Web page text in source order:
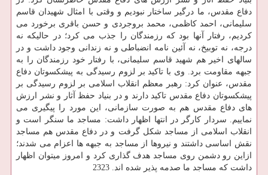
دفاع مقدس، ما درگیر ساختار نبودیم و وقتی با امثال شهیدان قاسم
سلیمانی، احمد کاظمی، محمد بروجردی و حسن باقری برخورد می
کردیم، رفتار آنها بود که رزمندگان را جذب می کرد؛ در حالیکه نه
درجه، نه توبیخ، نه آئین نامه انضباطی و نه زندانی وجود داشت و در
سالهای اخیر هم شهید قاسم سلیمانی، با رفتار خود رزمندگان را به
جبهه مقاومت برد. وی با تاکید بر لزوم رسیدگی به پیشکسوتان دفاع
مقدس، عنوان کرد: رهبر معظم انقلاب اسلامی بر لزوم رسیدگی بر
پیشکسوتان دفاع مقدس تاکید دارند و در بنیاد حفظ آثار و نشر ارزش
های دفاع مقدس هم به صورت سازمانی، این مورد را پیگیری می
نماییم. سردار کارگر در انتها اظهار داشت: مساجد ما سنگر است و
انقلاب اسلامی از مساجد شکل گرفت و در دفاع مقدس هم مساجد
نقش اساسی داشتند و نیروها از مساجد به جبهه ها اعزام می شدند؛
ازاین رو دشمن روی مساجد هدف گذاری کرد و امروز میتوان اظهار
داشت که مساجد ما صدمه پذیر شده اند. 2323